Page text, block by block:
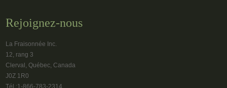
Rejoignez-nous
La Fraisonnée Inc.
12, rang 3
Clerval, Québec, Canada
J0Z 1R0